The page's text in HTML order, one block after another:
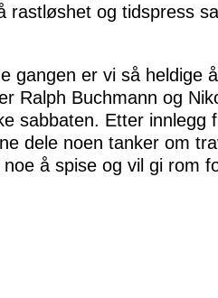
rastløshet og tidspress
gangen er vi så heldige
Ralph Buchmann og
sabbaten. Etter innlegg
dele noen tanker om
å spise og vil gi rom